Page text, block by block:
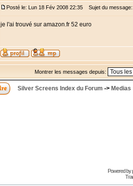
Posté le: Lun 18 Fév 2008 22:35 Sujet du message:
je l'ai trouvé sur amazon.fr 52 euro
Montrer les messages depuis:
Silver Screens Index du Forum -> Medias
Powered by